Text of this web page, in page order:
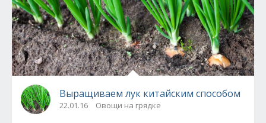
Выращиваем лук китайским способом
22.01.16 Овощи на грядке